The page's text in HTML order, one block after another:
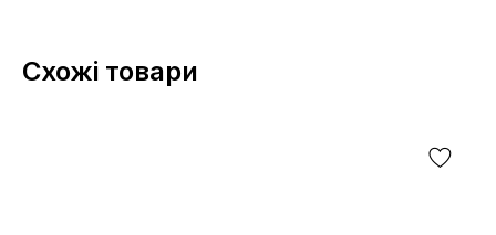
Схожі товари